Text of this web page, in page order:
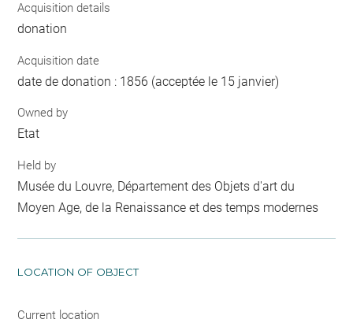
Acquisition details
donation
Acquisition date
date de donation : 1856 (acceptée le 15 janvier)
Owned by
Etat
Held by
Musée du Louvre, Département des Objets d'art du
Moyen Age, de la Renaissance et des temps modernes
LOCATION OF OBJECT
Current location